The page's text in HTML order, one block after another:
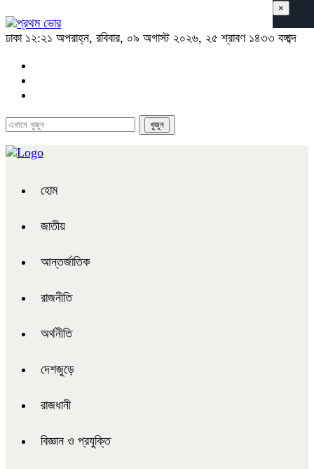
ঢাকা ১২:২১ অপরাহ্ন, রবিবার, ০৯ অগাস্ট ২০২৬, ২৫ শ্রাবণ ১৪৩৩ বঙ্গাব্দ
হোম
জাতীয়
আন্তর্জাতিক
রাজনীতি
অর্থনীতি
দেশজুড়ে
রাজধানী
বিজ্ঞান ও প্রযুক্তি
×